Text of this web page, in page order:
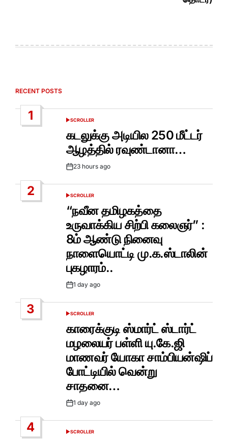
RECENT POSTS
1
POSTED
SCROLLER
கடலுக்கு அடியில 250 மீட்டர்
ஆழத்தில் ரவுண்டானா…
Post23 hours ago
2
POSTED
IN
SCROLLER
“நவீன தமிழகத்தை
உருவாக்கிய சிற்பி கலைஞர்” :
8ம் ஆண்டு நினைவு
நாளையொட்டி மு.க.ஸ்டாலின்
புகழாரம்..
Post1 day ago
3
POSTED
SCROLLER
காரைக்குடி ஸ்மார்ட் ஸ்டார்ட்
மழலையர் பள்ளி யு.கே.ஜி
மாணவர் யோகா சாம்பியன்ஷிப்
போட்டியில் வென்று
சாதனை…
Post1 day ago
4
POSTED
SCROLLER